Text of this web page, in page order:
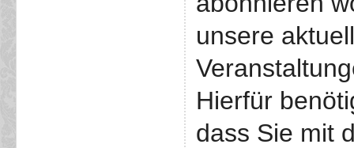
unsere
Hierfür
dass Sie mit